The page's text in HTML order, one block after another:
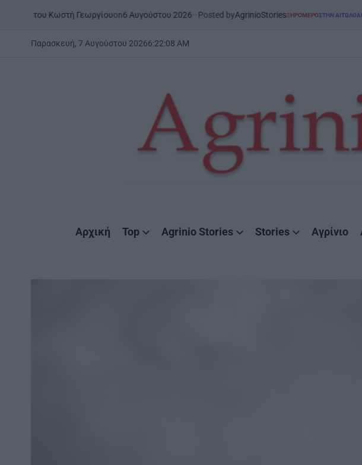
του Κωστή Γεωργίουon6 Αυγούστου 2026 Posted byAgrinioStoriesPOSTED
ΞΗΡΟΜΕΡΟΣΤΗΝ ΑΙΤΩΛΟΑΚΑΡΝΑΝΊΑ
Παρασκευή, 7 Αυγούστου 20266:22:09 AM
Αρχική Top Agrinio Stories Stories Αγρίνιο